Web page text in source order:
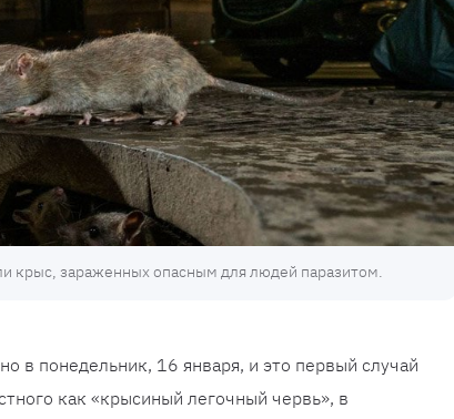
крыс, зараженных опасным для людей паразитом.
в понедельник, 16 января, и это первый случай
как «крысиный легочный червь», в